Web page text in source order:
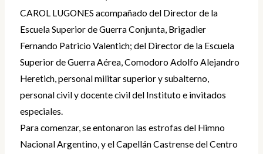
CAROL LUGONES acompañado del Director de la
Escuela Superior de Guerra Conjunta, Brigadier
Fernando Patricio Valentich; del Director de la Escuela
Superior de Guerra Aérea, Comodoro Adolfo Alejandro
Heretich, personal militar superior y subalterno,
personal civil y docente civil del Instituto e invitados
especiales.
Para comenzar, se entonaron las estrofas del Himno
Nacional Argentino, y el Capellán Castrense del Centro